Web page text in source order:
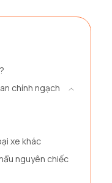
chính ngạch
xe khác
nguyên chiếc